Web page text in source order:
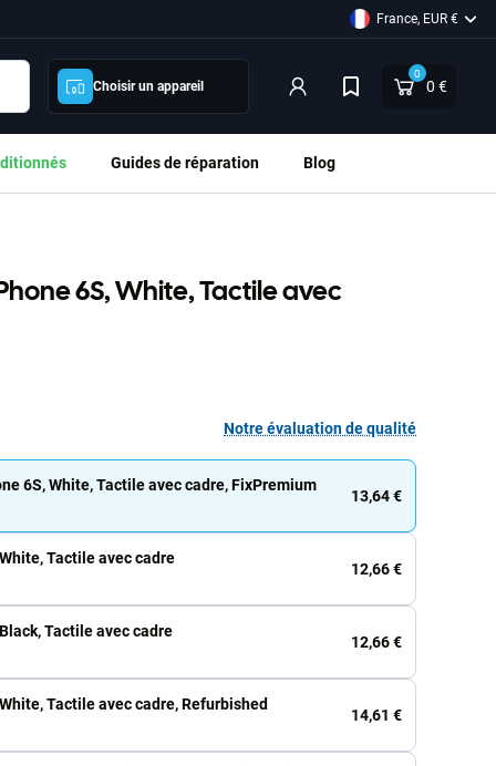
France, EUR €
Choisir un appareil
0
0 €
Guides de réparation Blog
6S, White, Tactile avec
Notre évaluation de qualité
Tactile avec cadre
12,66 €
Tactile avec cadre
12,66 €
Tactile avec cadre, Refurbished
14,61 €
6S, White, Tactile avec cadre, FixPremium
13,64 €